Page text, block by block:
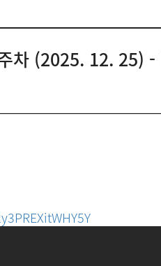
차 (2025. 12.